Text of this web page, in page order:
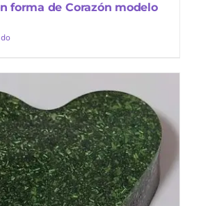
forma de Corazón modelo